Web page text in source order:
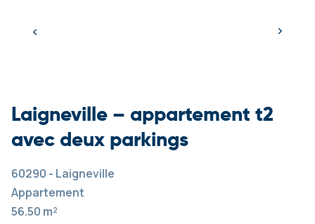
Laigneville – appartement t2
avec deux parkings
60290 - Laigneville
Appartement
56.50 m²